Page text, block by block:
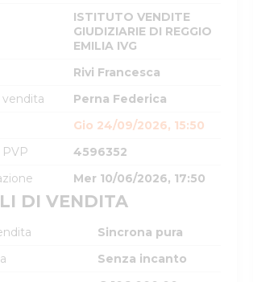
ISTITUTO VENDITE
GIUDIZIARIE DI REGGIO
EMILIA IVG
Rivi Francesca
vendita
Perna Federica
Gio 24/09/2026, 15:50
4596352
Mer 10/06/2026, 17:50
DI VENDITA
Sincrona pura
Senza incanto